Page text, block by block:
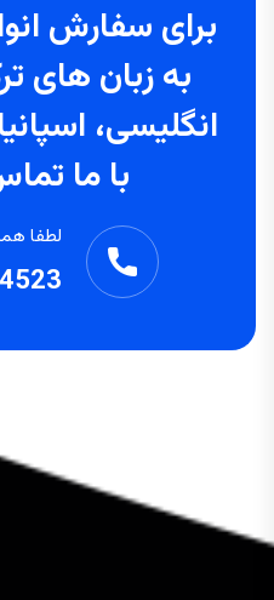
برای سفارش
به زبان های
انگلیسی،
با ما
لطفا